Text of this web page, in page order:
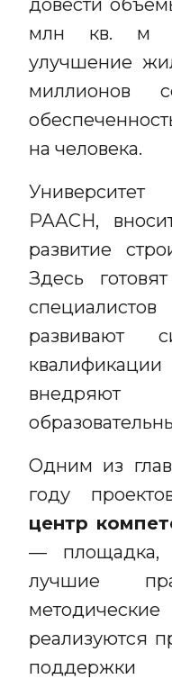
довести
млн кв. м в
улучшение
миллионов
на человека.
РААСН,
развитие
Здесь
развивают
Одним из
году
центр
— площадка,
лучшие
реализуются
поддержки